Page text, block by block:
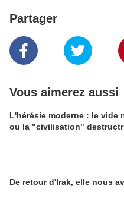
Partager
Vous aimerez aussi
L'hérésie moderne : le vide
ou la "civilisation"
De retour d'Irak, elle nous